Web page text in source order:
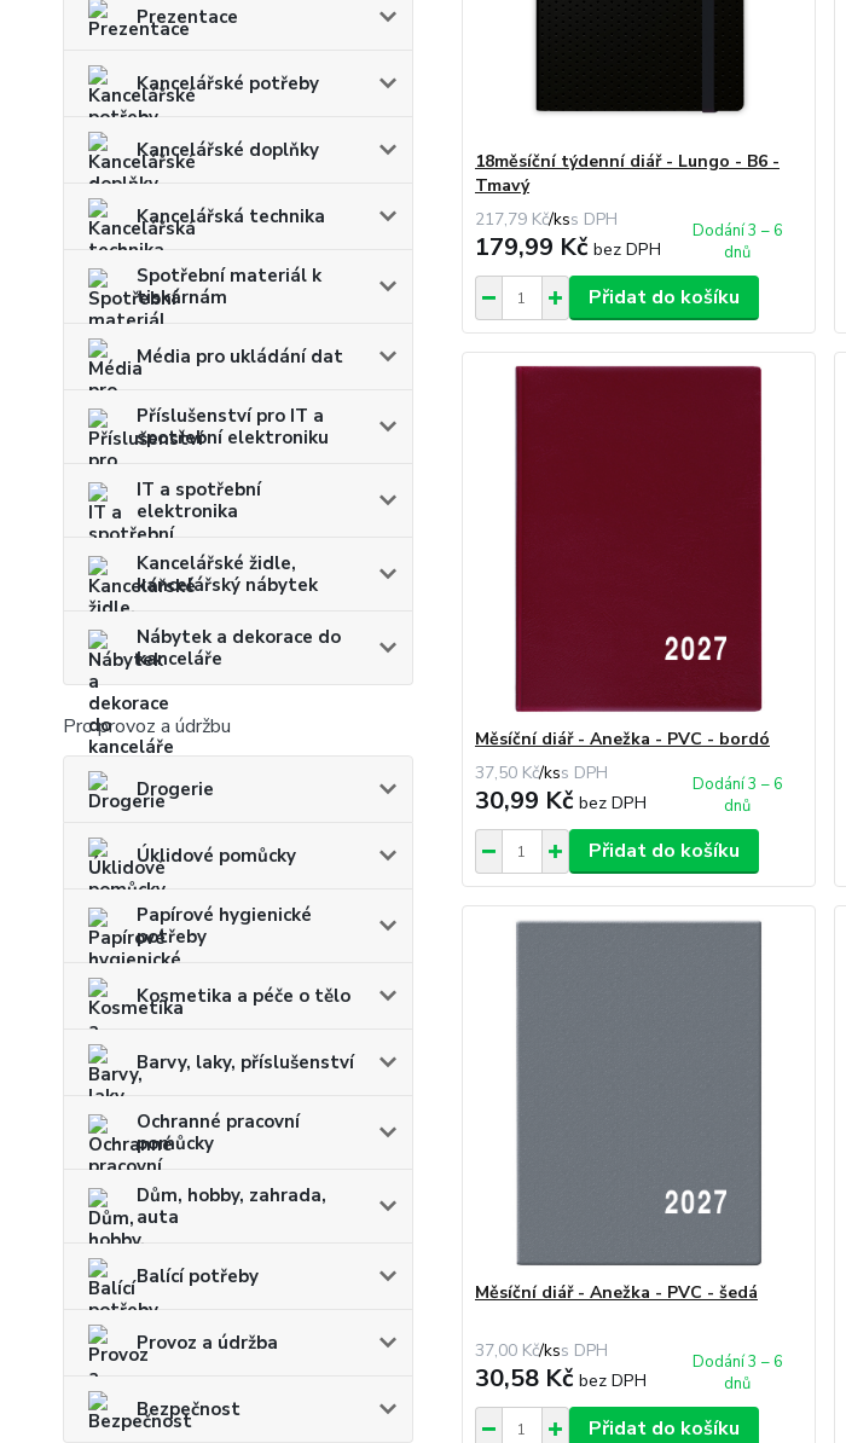
Prezentace
Kancelářské potřeby
Kancelářské doplňky
Kancelářská technika
Spotřební materiál k
tiskárnám
Média pro ukládání dat
Příslušenství pro IT a
spotřební elektroniku
IT a spotřební
elektronika
Kancelářské židle,
kancelářský nábytek
Nábytek a dekorace do
kanceláře
Pro provoz a údržbu
Drogerie
Úklidové pomůcky
Papírové hygienické
potřeby
Kosmetika a péče o tělo
Barvy, laky, příslušenství
Ochranné pracovní
pomůcky
Dům, hobby, zahrada,
auta
Balící potřeby
Provoz a údržba
Bezpečnost
18měsíční týdenní diář - Lungo - B6 -
Tmavý
217,79 Kč/ks
179,99 Kč bez DPH
Dodání 3 – 6
dnů
Přidat do košíku
Měsíční diář - Anežka - PVC - bordó
37,50 Kč/ks
30,99 Kč bez DPH
Dodání 3 – 6
dnů
Přidat do košíku
Měsíční diář - Anežka - PVC - šedá
37,00 Kč/ks
30,58 Kč bez DPH
Dodání 3 – 6
dnů
Přidat do košíku